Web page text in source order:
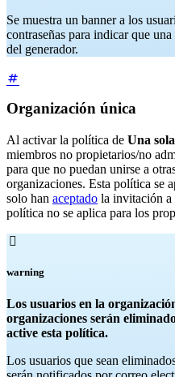
Se muestra un banner a los
contraseñas para indicar que
del generador.
Organización única
Al activar la política de Una
miembros no propietarios/no
para que no puedan unirse a
organizaciones. Esta política se
solo han aceptado la invitación a
política no se aplica para los

warning
Los usuarios en la
organizaciones serán
active esta política.
Los usuarios que sean